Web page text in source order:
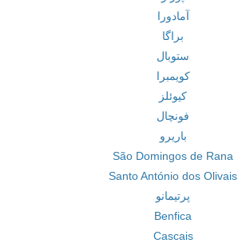
آمادورا
براگا
ستوبال
کویمبرا
کیوئلز
فونچال
باریرو
São Domingos de Rana
Santo António dos Olivais
پرتیمانو
Benfica
Cascais